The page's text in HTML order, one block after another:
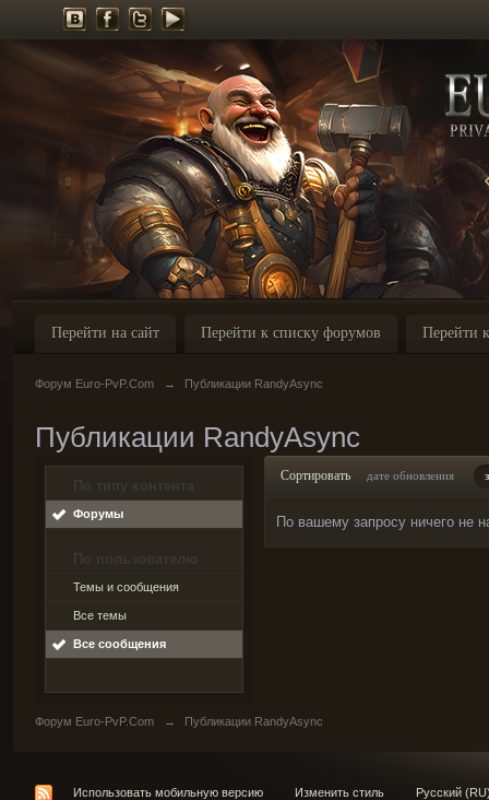
Перейти на сайт Перейти к списку форумов Перейти
Форум Euro-PvP.Com → Публикации RandyAsync
Публикации RandyAsync
По типу контента
Форумы
По пользователю
Темы и сообщения
Все темы
Все сообщения
Сортировать дате обновления
По вашему запросу ничего не
Форум Euro-PvP.Com → Публикации RandyAsync
Использовать мобильную версию Изменить стиль Русский